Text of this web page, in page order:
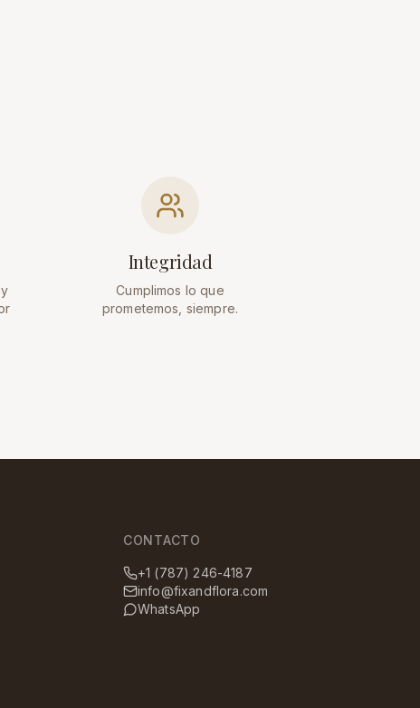
Integridad
Cumplimos lo que
prometemos, siempre.
CONTACTO
+1 (787) 246-4187
info@fixandflora.com
WhatsApp